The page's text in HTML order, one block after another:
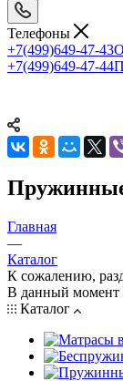
Телефоны
+7(499)649-47-43
+7(499)649-47-44
Главная
—
Каталог
К сожалению,
В данный момент
Каталог